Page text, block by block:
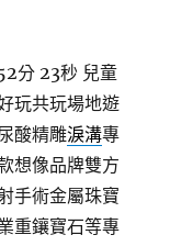
分 23秒 兒童
玩共玩場地遊
酸‬精雕淚溝專
想像品牌雙方
手術金屬珠寶
重鑲寶石等專